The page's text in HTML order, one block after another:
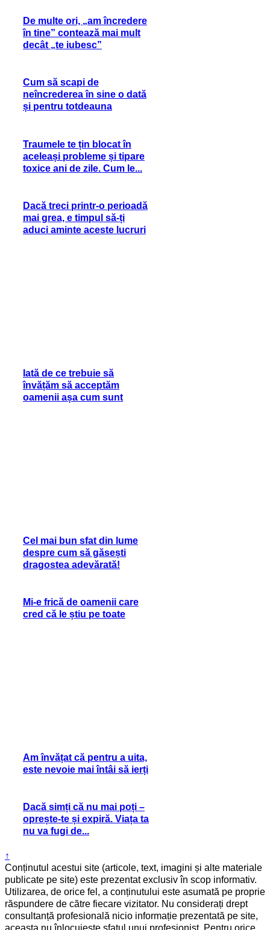
De multe ori, „am încredere
în tine” contează mai mult
decât „te iubesc”
Cum să scapi de
neîncrederea în sine o dată
și pentru totdeauna
Traumele te țin blocat în
aceleași probleme și tipare
toxice ani de zile. Cum le...
Dacă treci printr-o perioadă
mai grea, e timpul să-ți
aduci aminte aceste lucruri
Iată de ce trebuie să
învățăm să acceptăm
oamenii așa cum sunt
Cel mai bun sfat din lume
despre cum să găsești
dragostea adevărată!
Mi-e frică de oamenii care
cred că le știu pe toate
Am învățat că pentru a uita,
este nevoie mai întâi să ierți
Dacă simți că nu mai poți –
oprește-te și expiră. Viața ta
nu va fugi de...
↑
Conținutul acestui site (articole, text, imagini și alte materiale
publicate pe site) este prezentat exclusiv în scop informativ.
Utilizarea, de orice fel, a conținutului este asumată pe proprie
răspundere de către fiecare vizitator. Nu considerați drept
consultanță profesională nicio informație prezentată pe site,